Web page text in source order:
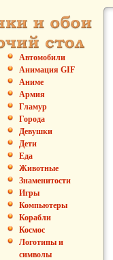
Автомобили
Анимация GIF
Аниме
Армия
Гламур
Города
Девушки
Дети
Еда
Животные
Знаменитости
Игры
Компьютеры
Корабли
Космос
Логотипы и
символы